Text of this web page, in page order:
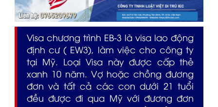
Visa chương trình EB-3 là visa lao động
định cư ( EW3), làm việc cho công ty
tại Mỹ. Loại Visa này được cấp thẻ
xanh 10 năm. Vợ hoặc chồng đương
đơn và tất cả các con dưới 21 tuổi
đều được đi qua Mỹ với đương đơn